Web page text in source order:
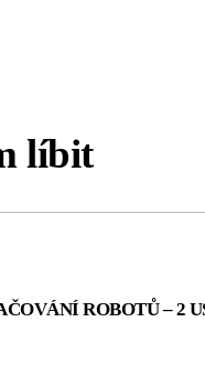
líbit
ROBOTŮ – 2